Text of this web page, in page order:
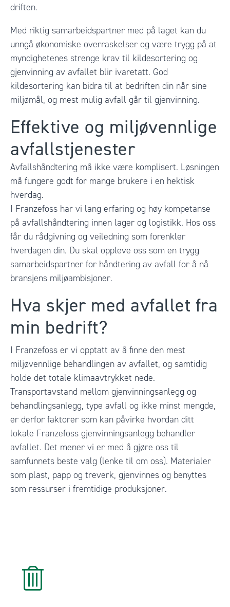
driften.
Med riktig samarbeidspartner med på laget kan du
unngå økonomiske overraskelser og være trygg på at
myndighetenes strenge krav til kildesortering og
gjenvinning av avfallet blir ivaretatt. God
kildesortering kan bidra til at bedriften din når sine
miljømål, og mest mulig avfall går til gjenvinning.
Effektive og miljøvennlige
avfallstjenester
Avfallshåndtering må ikke være komplisert. Løsningen
må fungere godt for mange brukere i en hektisk
hverdag.
I Franzefoss har vi lang erfaring og høy kompetanse
på avfallshåndtering innen lager og logistikk. Hos oss
får du rådgivning og veiledning som forenkler
hverdagen din. Du skal oppleve oss som en trygg
samarbeidspartner for håndtering av avfall for å nå
bransjens miljøambisjoner.
Hva skjer med avfallet fra
min bedrift?
I Franzefoss er vi opptatt av å finne den mest
miljøvennlige behandlingen av avfallet, og samtidig
holde det totale klimaavtrykket nede.
Transportavstand mellom gjenvinningsanlegg og
behandlingsanlegg, type avfall og ikke minst mengde,
er derfor faktorer som kan påvirke hvordan ditt
lokale Franzefoss gjenvinningsanlegg behandler
avfallet. Det mener vi er med å gjøre oss til
samfunnets beste valg (lenke til om oss). Materialer
som plast, papp og treverk, gjenvinnes og benyttes
som ressurser i fremtidige produksjoner.